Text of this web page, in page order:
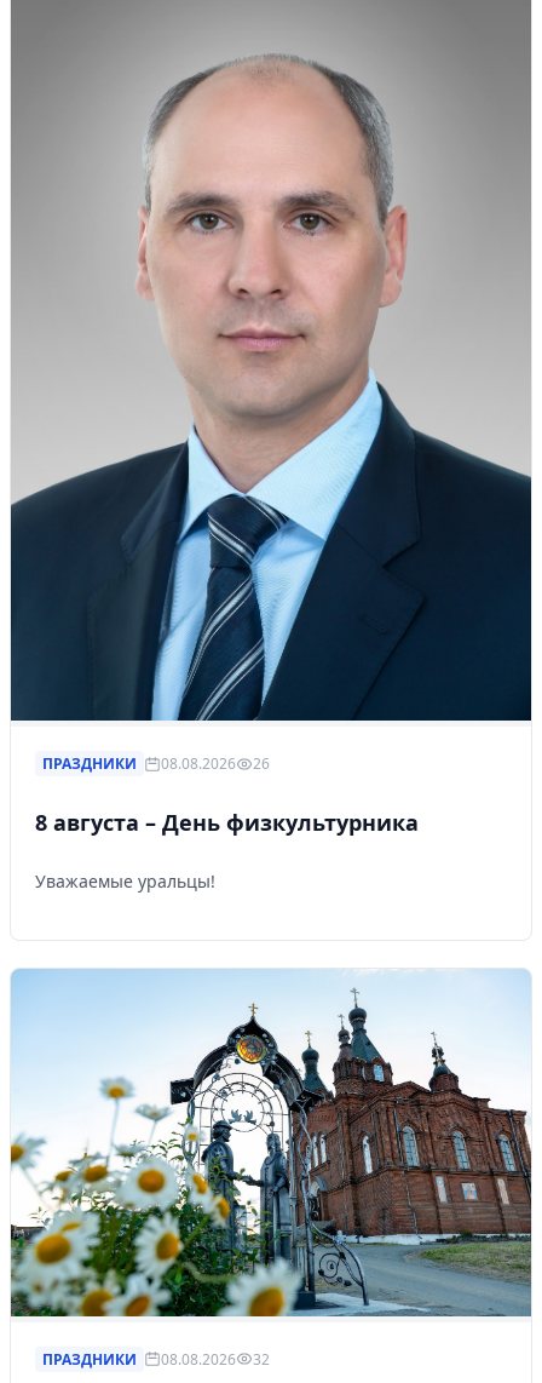
ПРАЗДНИКИ 08.08.2026 26
8 августа – День физкультурника
Уважаемые уральцы!
ПРАЗДНИКИ 08.08.2026 32